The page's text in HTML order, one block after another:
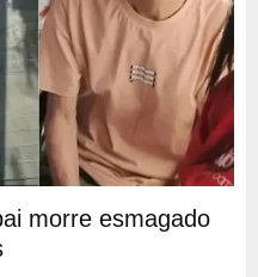
morre esmagado